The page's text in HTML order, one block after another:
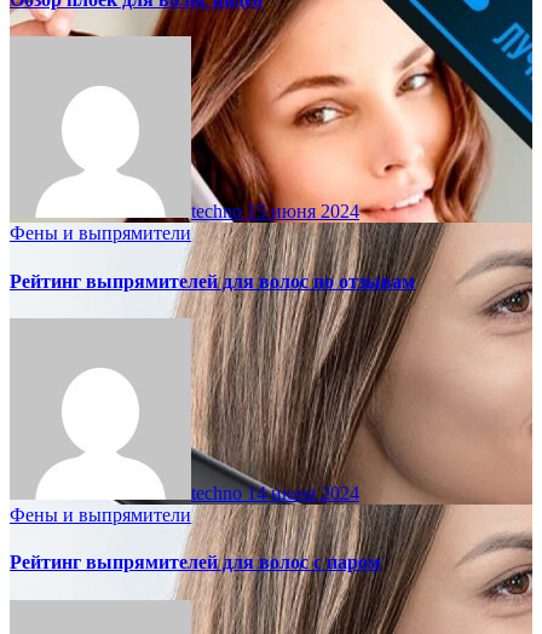
techno 15 июня 2024
Фены и выпрямители
Рейтинг выпрямителей для волос по отзывам
techno14 июня 2024
Фены и выпрямители
Рейтинг выпрямителей для волос с паром